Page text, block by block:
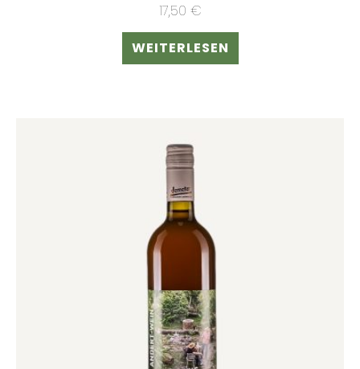
17,50 €
WEITERLESEN